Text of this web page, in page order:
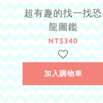
超有趣的找一找恐
龍圖鑑
NT$340
加入購物車